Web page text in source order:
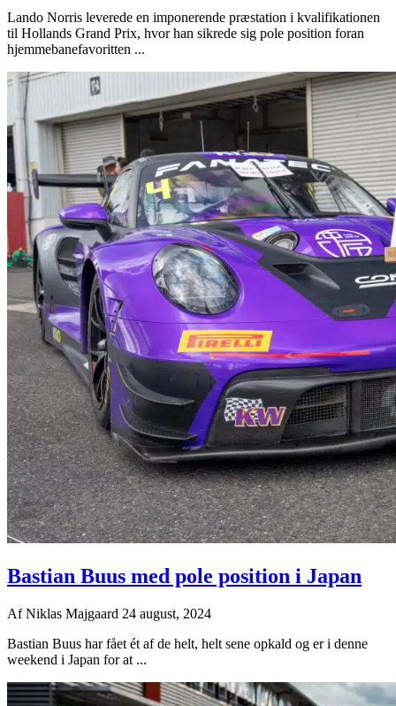
Lando Norris leverede en imponerende præstation i kvalifikationen
til Hollands Grand Prix, hvor han sikrede sig pole position foran
hjemmebanefavoritten ...
Bastian Buus med pole position i Japan
AfNiklas Majgaard 24 august, 2024
Bastian Buus har fået ét af de helt, helt sene opkald og er i denne
weekend i Japan for at ...